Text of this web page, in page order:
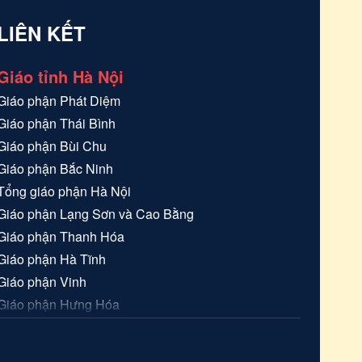
KẾT
tỉnh Hà Nội
phận Phát Diệm
phận Thái Bình
phận Bùi Chu
phận Bắc Ninh
giáo phận Hà Nội
phận Lạng Sơn và Cao Bằng
phận Thanh Hóa
phận Hà Tĩnh
phận Vinh
phận Hưng Hóa